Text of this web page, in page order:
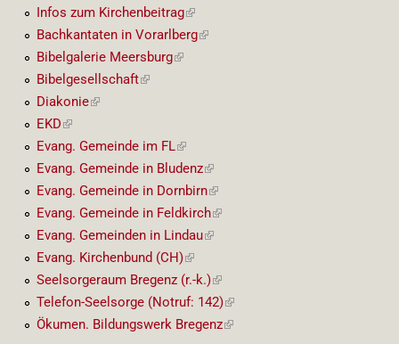
Infos zum Kirchenbeitrag(externer
Link)
Bachkantaten in Vorarlberg(externer
Bibelgalerie Meersburg(externer
Bibelgesellschaft(externer
Diakonie(externer
EKD(externer
Link)
Evang. Gemeinde im FL(externer
Link)
Evang. Gemeinde in Bludenz(externer
Link)
Evang. Gemeinde in Dornbirn(externer
Link)
Evang. Gemeinde in Feldkirch(externer
Link)
Evang. Gemeinden in Lindau(externer
Evang. Kirchenbund (CH)(externer
Link)
Seelsorgeraum Bregenz (r.-k.)(externer
Link)
Telefon-Seelsorge (Notruf: 142)(externer
Link)
Ökumen. Bildungswerk Bregenz(externer